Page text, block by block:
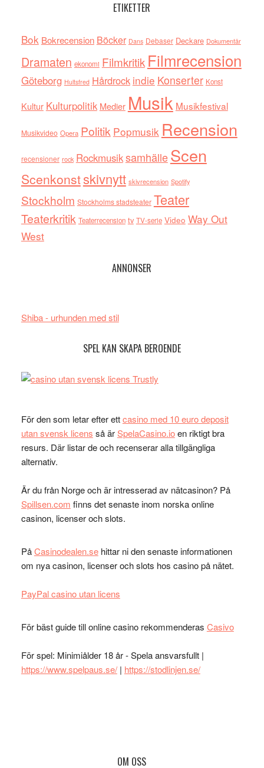
ETIKETTER
Bok Bokrecension Böcker Dans Debaser Deckare Dokumentär
Dramaten ekonomi Filmkritik Filmrecension
Göteborg Hultsfred Hårdrock indie Konserter Konst
Kultur Kulturpolitik Medier Musik Musikfestival
Musikvideo Opera Politik Popmusik Recension
recensioner rock RockmusiksamhälleScen
Scenkonstskivnytt skivrecension Spotify
Stockholm Stockholms stadsteater Teater
Teaterkritik Teaterrecension tv TV-serie Video Way Out
West
ANNONSER
Shiba - urhunden med stil
SPEL KAN SKAPA BEROENDE
För den som letar efter ettcasino med 10 euro deposit
utan svensk licens så ärSpelaCasino.ioen riktigt bra
resurs. Där listar de och recenserar alla tillgängliga
alternativ.
Är du från Norge och är intresserad av nätcasinon? På
Spillsen.com finns det senaste inom norska online
casinon, licenser och slots.
PåCasinodealen.sehittar ni den senaste informationen
om nya casinon, licenser och slots hos casino på nätet.
PayPal casino utan licens
För bäst guide till online casino rekommenderas Casivo
För spel: Minimiålder 18 år - Spela ansvarsfullt |
https://www.spelpaus.se/| https://stodlinjen.se/
OM OSS